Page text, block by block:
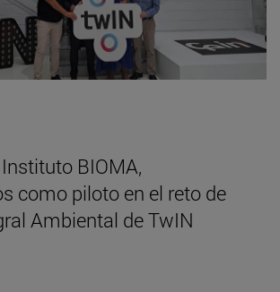
BIOMA,
como piloto en el reto de
Ambiental de TwIN